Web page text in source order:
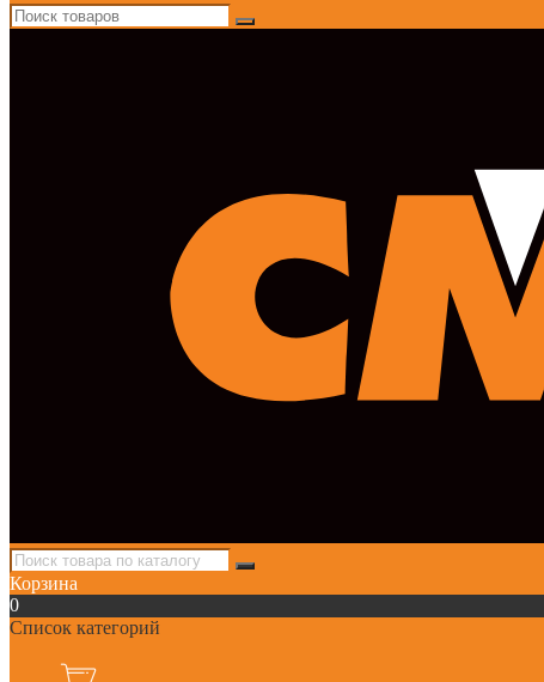
Корзина
0
Список категорий